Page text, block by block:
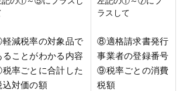
減税率の対象品で
ることがわかる内容
率ごとに合計した
込対価の額
ラスして
⑧適格請求書発行
事業者の登録番号
⑨税率ごとの消費
税額